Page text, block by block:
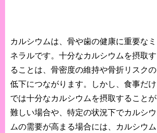
カルシウムは、骨や歯の健康に重要なミ
ネラルです。十分なカルシウムを摂取す
ることは、骨密度の維持や骨折リスクの
低下につながります。しかし、食事だけ
では十分なカルシウムを摂取することが
難しい場合や、特定の状況下でカルシウ
ムの需要が高まる場合には、カルシウム